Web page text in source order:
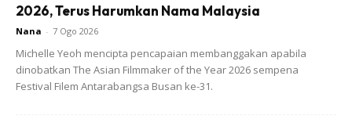
2026, Terus Harumkan Nama Malaysia
Nana - 7 Ogo 2026
Michelle Yeoh mencipta pencapaian membanggakan apabila
dinobatkan The Asian Filmmaker of the Year 2026 sempena
Festival Filem Antarabangsa Busan ke-31.